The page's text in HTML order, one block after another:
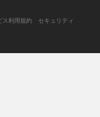
ス利用規約 セキュリティ